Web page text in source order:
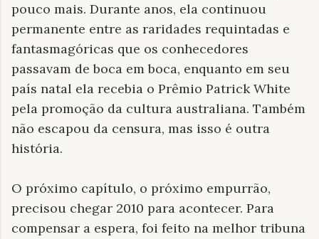
pouco mais. Durante anos, ela continuou
permanente entre as raridades requintadas e
fantasmagóricas que os conhecedores
passavam de boca em boca, enquanto em seu
país natal ela recebia o Prêmio Patrick White
pela promoção da cultura australiana. Também
não escapou da censura, mas isso é outra
história.
O próximo capítulo, o próximo empurrão,
precisou chegar 2010 para acontecer. Para
compensar a espera, foi feito na melhor tribuna